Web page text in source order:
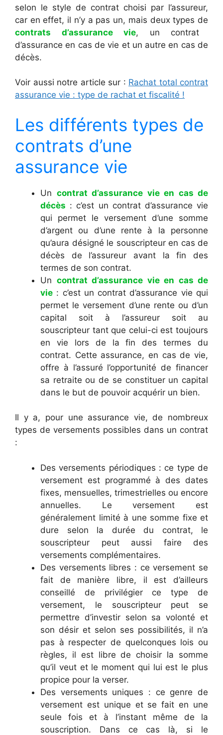
selon le style de contrat choisi par l’assureur,
car en effet, il n’y a pas un, mais deux types de
contrats d’assurance vie, un contrat
d’assurance en cas de vie et un autre en cas de
décès.
Voir aussi notre article sur : Rachat total contrat
assurance vie : type de rachat et fiscalité !
Les différents types de
contrats d’une
assurance vie
Un contrat d’assurance vie en cas de
décès : c’est un contrat d’assurance vie
qui permet le versement d’une somme
d’argent ou d’une rente à la personne
qu’aura désigné le souscripteur en cas de
décès de l’assureur avant la fin des
termes de son contrat.
Un contrat d’assurance vie en cas de
vie : c’est un contrat d’assurance vie qui
permet le versement d’une rente ou d’un
capital soit à l’assureur soit au
souscripteur tant que celui-ci est toujours
en vie lors de la fin des termes du
contrat. Cette assurance, en cas de vie,
offre à l’assuré l’opportunité de financer
sa retraite ou de se constituer un capital
dans le but de pouvoir acquérir un bien.
Il y a, pour une assurance vie, de nombreux
types de versements possibles dans un contrat
:
Des versements périodiques : ce type de
versement est programmé à des dates
fixes, mensuelles, trimestrielles ou encore
annuelles. Le versement est
généralement limité à une somme fixe et
dure selon la durée du contrat, le
souscripteur peut aussi faire des
versements complémentaires.
Des versements libres : ce versement se
fait de manière libre, il est d’ailleurs
conseillé de privilégier ce type de
versement, le souscripteur peut se
permettre d’investir selon sa volonté et
son désir et selon ses possibilités, il n’a
pas à respecter de quelconques lois ou
règles, il est libre de choisir la somme
qu’il veut et le moment qui lui est le plus
propice pour la verser.
Des versements uniques : ce genre de
versement est unique et se fait en une
seule fois et à l’instant même de la
souscription. Dans ce cas là, si le